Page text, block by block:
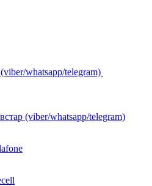
whatsapp/telegram)
(viber/whatsapp/telegram)